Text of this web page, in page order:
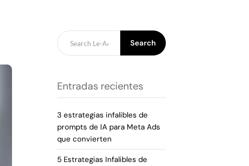
Search
Entradas recientes
3 estrategias infalibles de
prompts de IA para Meta Ads
que convierten
5 Estrategias Infalibles de